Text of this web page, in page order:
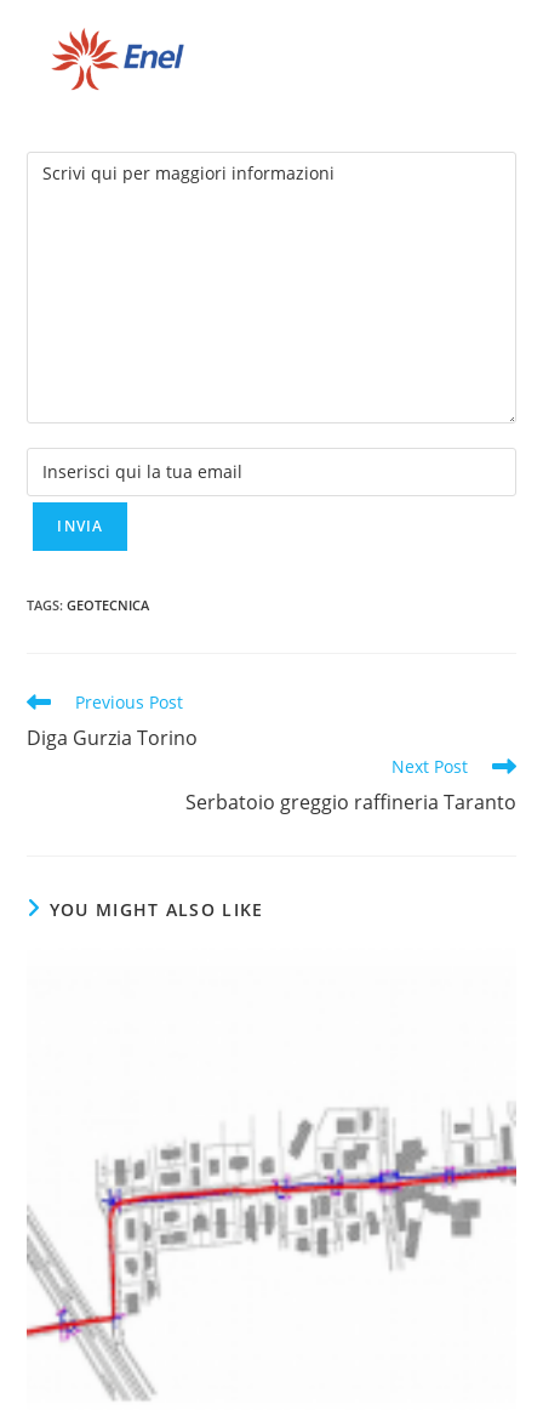
TAGS:GEOTECNICA
Read
articles
Previous Post
Diga Gurzia Torino
Next Post
Serbatoio greggio raffineria Taranto
YOU MIGHT ALSO LIKE